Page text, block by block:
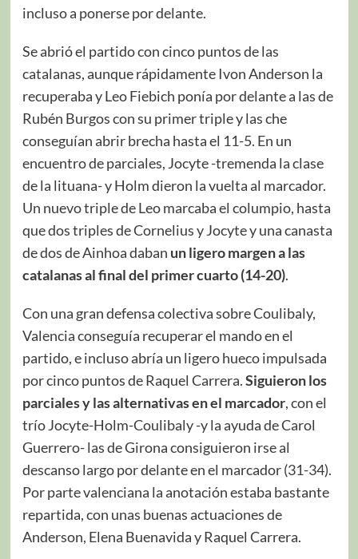
incluso a ponerse por delante.
Se abrió el partido con cinco puntos de las
catalanas, aunque rápidamente Ivon Anderson la
recuperaba y Leo Fiebich ponía por delante a las de
Rubén Burgos con su primer triple y las che
conseguían abrir brecha hasta el 11-5. En un
encuentro de parciales, Jocyte -tremenda la clase
de la lituana- y Holm dieron la vuelta al marcador.
Un nuevo triple de Leo marcaba el columpio, hasta
que dos triples de Cornelius y Jocyte y una canasta
de dos de Ainhoa daban un ligero margen a las
catalanas al final del primer cuarto (14-20).
Con una gran defensa colectiva sobre Coulibaly,
Valencia conseguía recuperar el mando en el
partido, e incluso abría un ligero hueco impulsada
por cinco puntos de Raquel Carrera.Siguieron los
parciales y las alternativas en el marcador, con el
trío Jocyte-Holm-Coulibaly -y la ayuda de Carol
Guerrero- las de Girona consiguieron irse al
descanso largo por delante en el marcador (31-34).
Por parte valenciana la anotación estaba bastante
repartida, con unas buenas actuaciones de
Anderson, Elena Buenavida y Raquel Carrera.